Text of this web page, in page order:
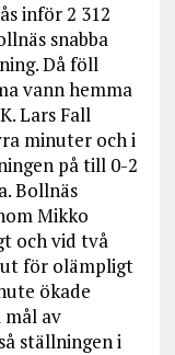
inför 2 312
snabba
Då föll
vann hemma
Lars Fall
minuter och i
på till 0-2
Bollnäs
Mikko
och vid två
för olämpligt
ökade
mål av
ställningen i